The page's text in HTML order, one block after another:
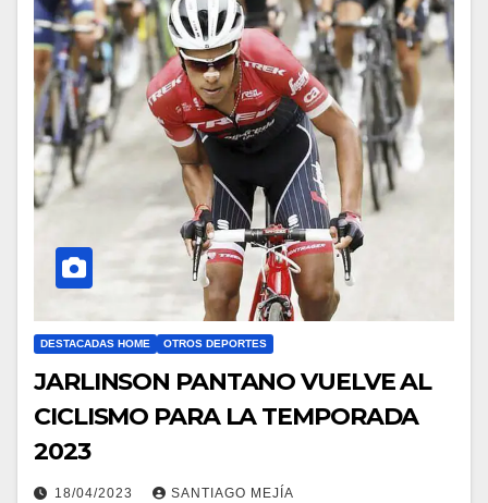
DESTACADAS HOME OTROS DEPORTES
JARLINSON PANTANO VUELVE AL
CICLISMO PARA LA TEMPORADA
2023
18/04/2023 SANTIAGO MEJÍA